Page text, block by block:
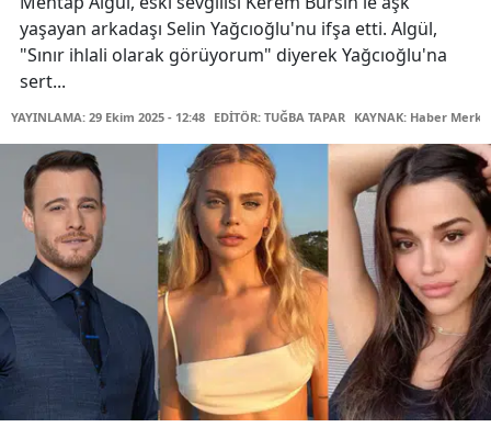
yaşayan arkadaşı Selin Yağcıoğlu'nu ifşa etti. Algül,
"Sınır ihlali olarak görüyorum" diyerek Yağcıoğlu'na
sert...
YAYINLAMA: 29 Ekim 2025 - 12:48 EDİTÖR: TUĞBA TAPAR KAYNAK: Haber